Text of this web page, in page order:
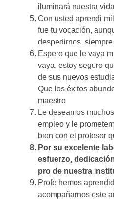
iluminará nuestra
Con usted aprendi
fue tu vocación,
despedirnos, siempre
Espero que le vaya
vaya, estoy seguro
de sus nuevos
Que los éxitos
maestro
Le deseamos
empleo y le
bien con el profesor
Por su excelente
esfuerzo,
pro de nuestra
Profe hemos
acompañarnos este